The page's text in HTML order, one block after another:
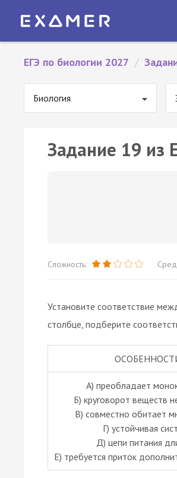
ЕГЭ по биологии 2027 /
Биология
Задание 19 из
Сложность:
Установите соответствие
столбце, подберите
А) преобладает
Б) круговорот веществ
В) совместно обитает
Г) устойчивая
Д) цепи питания
Е) требуется приток